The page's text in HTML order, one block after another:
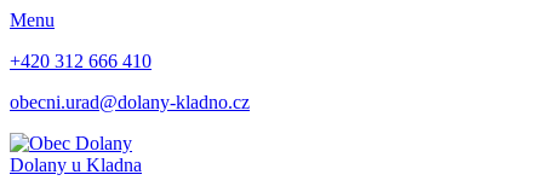
Menu
+420 312 666 410
obecni.urad@dolany-kladno.cz
Dolany u Kladna